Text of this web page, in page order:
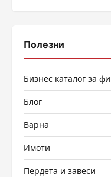
Полезни
Бизнес каталог за
Блог
Варна
Имоти
Пердета и завеси